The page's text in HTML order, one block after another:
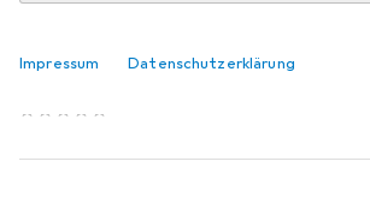
Impressum Datenschutzerklärung
Teppichgleiter, 8 Stk.